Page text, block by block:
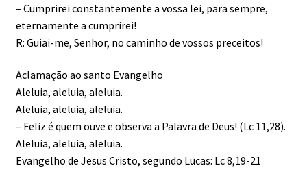
– Cumprirei constantemente a vossa lei, para sempre,
eternamente a cumprirei!
R: Guiai-me, Senhor, no caminho de vossos preceitos!
Aclamação ao santo Evangelho
Aleluia, aleluia, aleluia.
Aleluia, aleluia, aleluia.
– Feliz é quem ouve e observa a Palavra de Deus! (Lc 11,28).
Aleluia, aleluia, aleluia.
Evangelho de Jesus Cristo, segundo Lucas: Lc 8,19-21